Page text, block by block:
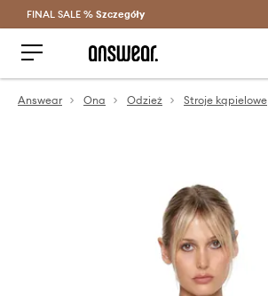
Oszczędzaj z Answear Club >
FINAL SALE % Szczegóły
Answear Ona Odzież Stroje kąpielowe